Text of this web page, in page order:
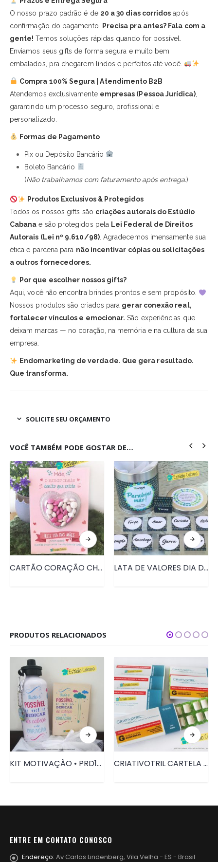
O nosso prazo padrão é de 20 a 30 dias corridos após
confirmação do pagamento. Precisa pra antes? Fala com a
gente! Temos soluções rápidas quando for possível.
Enviamos seus gifts de forma segura e muito bem
embalados, pra chegarem lindos e perfeitos até você.
Compra 100% Segura | Atendimento B2B
Atendemos exclusivamente empresas (Pessoa Jurídica),
garantindo um processo seguro, profissional e
personalizado.
Formas de Pagamento
Pix ou Depósito Bancário
Boleto Bancário
(Não trabalhamos com faturamento após entrega.)
Produtos Exclusivos & Protegidos
Todos os nossos gifts são criações autorais do Estúdio
Cabana e são protegidos pela Lei Federal de Direitos
Autorais (Lei nº 9.610/98). Agradecemos imensamente sua
ética e parceria para não incentivar cópias ou solicitações
a outros fornecedores.
Por que escolher nossos gifts?
Aqui, você não encontra brindes prontos e sem propósito.
Nossos produtos são criados para gerar conexão real,
fortalecer vínculos e emocionar. São experiências que
deixam marcas — no coração, na memória e na cultura da sua
empresa.
Endomarketing de verdade. Que gera resultado.
Que transforma.
SOLICITE SEU ORÇAMENTO
VOCÊ TAMBÉM PODE GOSTAR DE…
CARTÃO CORAÇÃO CHOCOLATE DIA DAS MÃES • PRD041 LATA DE VALORES DIA DAS MÃES • PRD043
PRODUTOS RELACIONADOS
KIT MOTIVAÇÃO • PRD106 CRIATIVOTRIL CARTELA CHICLETES • PRD078
ENTRE EM CONTATO CONOSCO
Endereço: Av Carlos Lindenberg, Vila Velha - ES - Brasil